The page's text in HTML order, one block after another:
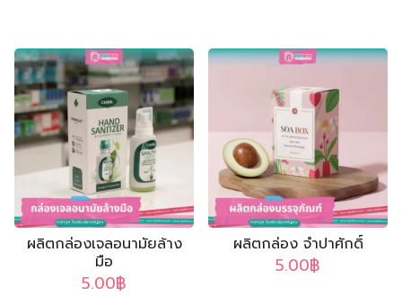
Search
กล่องจั่วปัง
ถุงกระดาษ
กล่องบรรจุภัณฑ์
กล่องเครื่องสำอาง
กล่องทรงกระบอก
ใบปลิว แผ่นพับ
ผลิตกล่องเจลอนามัยล้าง
มือ
5.00฿
ผลิตกล่อง จำปาศักดิ์
5.00฿